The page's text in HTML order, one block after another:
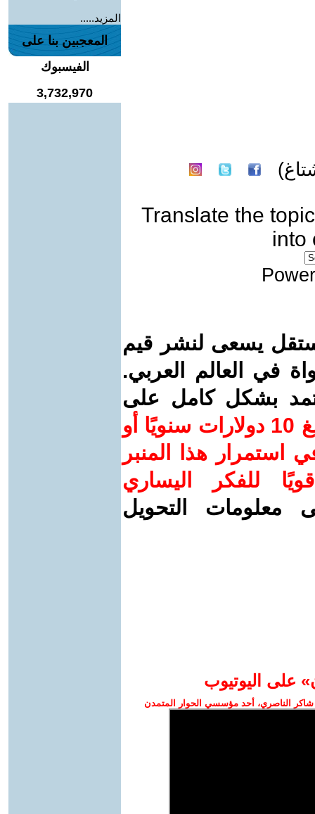
Translate the topic
into
يسعى لنشر قيم
في العالم العربي.
بشكل كامل على
ساهم/ي معنا! بدعمكم بمبلغ 10 دولارات سنويًا أو
استمرار هذا المنبر
للفكر اليساري
معلومات التحويل
على اليوتيوب
الناصري، أحد مؤسسي الحوار المتمدن
المزيد.....
المعجبين بنا على
الفيسبوك
3,732,970